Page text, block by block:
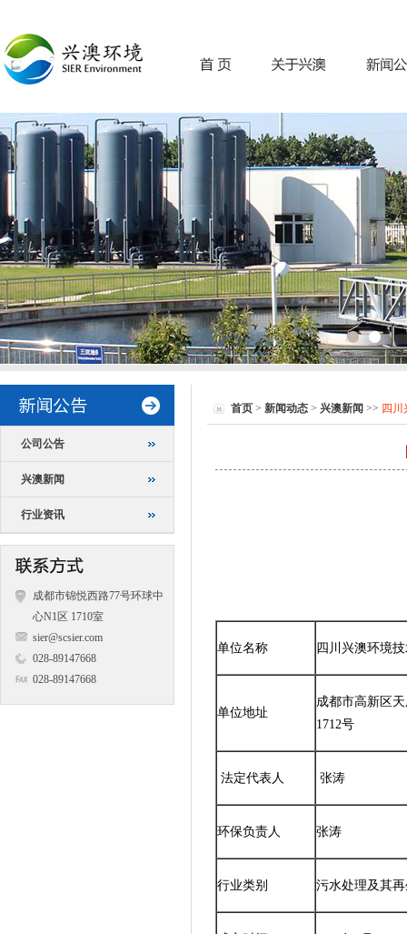
公司公告
兴澳新闻
行业资讯
成都市锦悦西路77号环球中
心N1区 1710室
sier@scsier.com
028-89147668
028-89147668
首页 > 新闻动态 > 兴澳新闻 >> 四
单位名称 四川兴澳环境
单位地址
成都市高新区
1712号
法定代表人 张涛
环保负责人 张涛
行业类别 污水处理及其